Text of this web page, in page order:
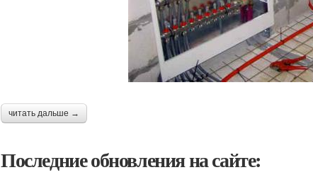
читать дальше →
Последние обновления на сайте: